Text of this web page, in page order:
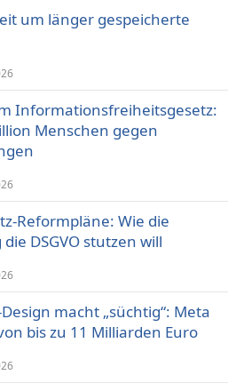
um länger gespeicherte
Informations­frei­heits­gesetz:
Men­schen gegen
Reformpläne: Wie die
DSGVO stutzen will
macht „süchtig“: Meta
bis zu 11 Milliarden Euro